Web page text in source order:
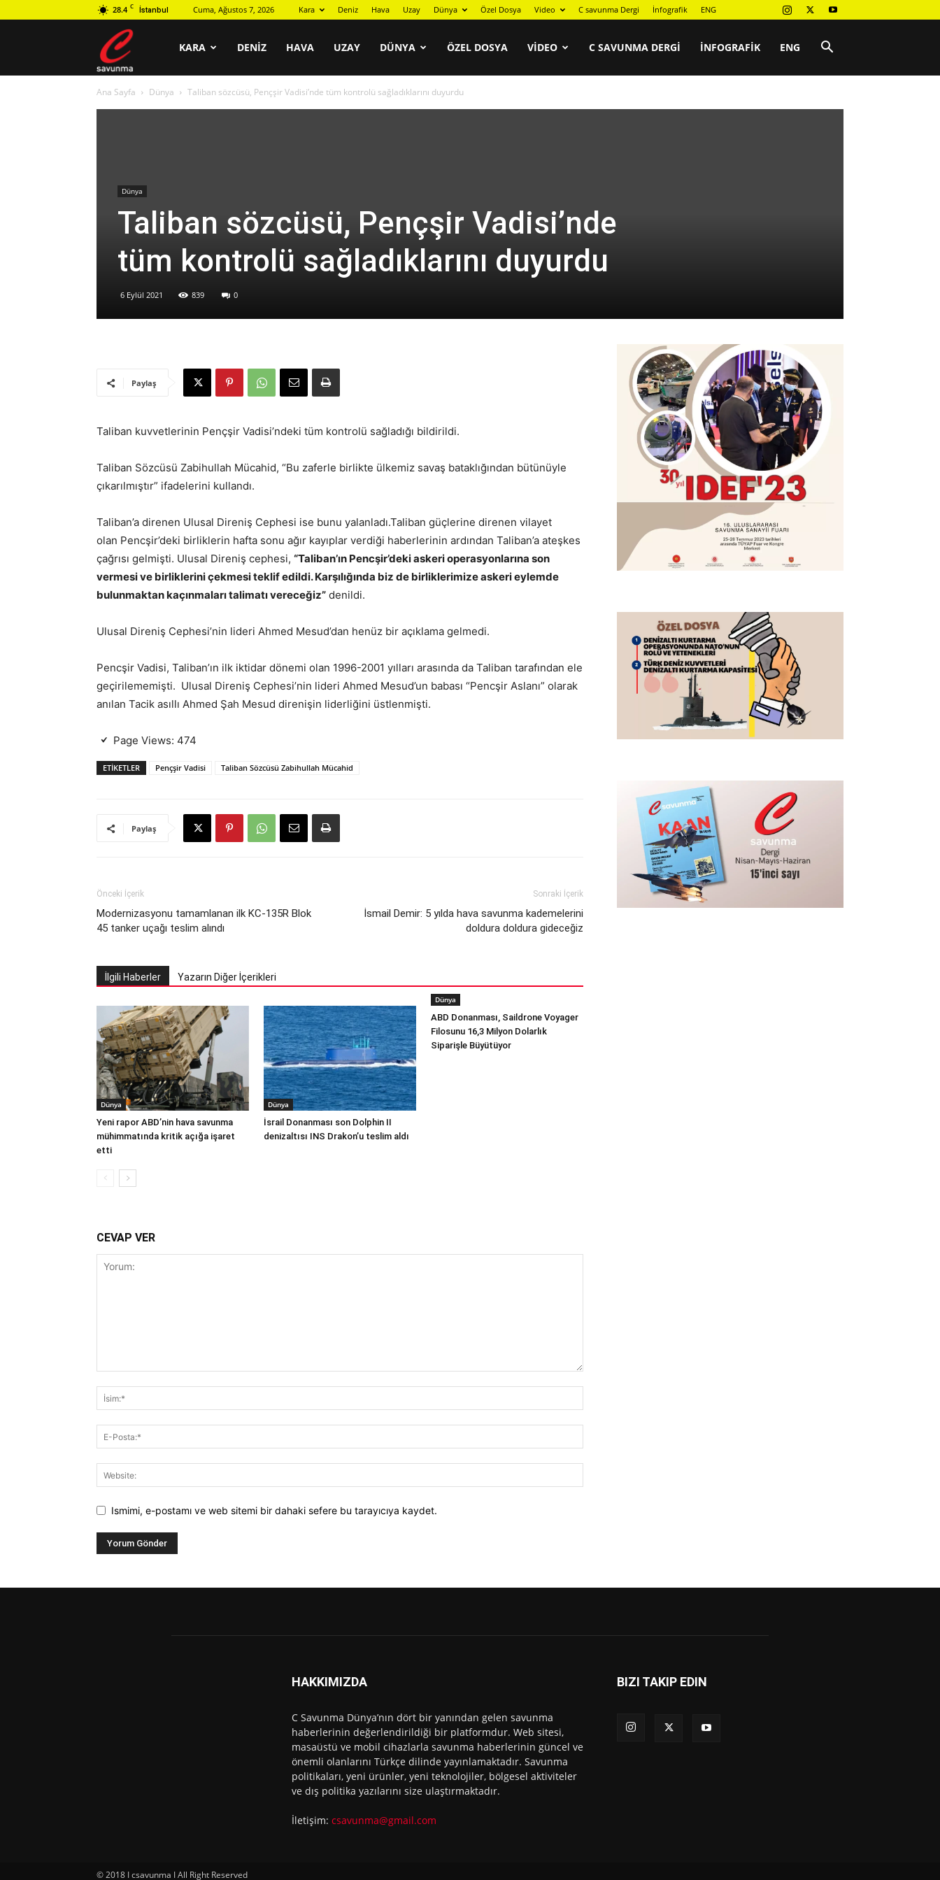
28.4 C İstanbul Cuma, Ağustos 7, 2026 Kara Deniz Hava Uzay Dünya Özel Dosya Video C savunma Dergi İnfografik ENG
KARA DENIZ HAVA UZAY DÜNYA ÖZEL DOSYA VIDEO C SAVUNMA DERGI İNFOGRAFIK ENG
Ana Sayfa Dünya Taliban sözcüsü, Pençşir Vadisi’nde tüm kontrolü sağladıklarını duyurdu
Dünya
Taliban sözcüsü, Pençşir Vadisi’nde
tüm kontrolü sağladıklarını duyurdu
6 Eylül 2021 839 0
Paylaş
Taliban kuvvetlerinin Pençşir Vadisi’ndeki tüm kontrolü sağladığı bildirildi.
Taliban Sözcüsü Zabihullah Mücahid, “Bu zaferle birlikte ülkemiz savaş bataklığından bütünüyle
çıkarılmıştır” ifadelerini kullandı.
Taliban’a direnen Ulusal Direniş Cephesi ise bunu yalanladı.Taliban güçlerine direnen vilayet
olan Pencşir’deki birliklerin hafta sonu ağır kayıplar verdiği haberlerinin ardından Taliban’a ateşkes
çağrısı gelmişti. Ulusal Direniş cephesi, “Taliban’ın Pencşir’deki askeri operasyonlarına son
vermesi ve birliklerini çekmesi teklif edildi. Karşılığında biz de birliklerimize askeri eylemde
bulunmaktan kaçınmaları talimatı vereceğiz” denildi.
Ulusal Direniş Cephesi’nin lideri Ahmed Mesud’dan henüz bir açıklama gelmedi.
Pencşir Vadisi, Taliban’ın ilk iktidar dönemi olan 1996-2001 yılları arasında da Taliban tarafından ele
geçirilememişti. Ulusal Direniş Cephesi’nin lideri Ahmed Mesud’un babası “Pencşir Aslanı” olarak
anılan Tacik asıllı Ahmed Şah Mesud direnişin liderliğini üstlenmişti.
Page Views: 474
ETIKETLER Pençşir Vadisi Taliban Sözcüsü Zabihullah Mücahid
Paylaş
Önceki İçerik
Modernizasyonu tamamlanan ilk KC-135R Blok
45 tanker uçağı teslim alındı
Sonraki İçerik
İsmail Demir: 5 yılda hava savunma kademelerini
doldura doldura gideceğiz
İlgili Haberler Yazarın Diğer İçerikleri
Dünya
Yeni rapor ABD’nin hava savunma
mühimmatında kritik açığa işaret
etti
Dünya
İsrail Donanması son Dolphin II
denizaltısı INS Drakon’u teslim aldı
Dünya
ABD Donanması, Saildrone Voyager
Filosunu 16,3 Milyon Dolarlık
Siparişle Büyütüyor
CEVAP VER
Ismimi, e-postamı ve web sitemi bir dahaki sefere bu tarayıcıya kaydet.
HAKKIMIZDA
C Savunma Dünya’nın dört bir yanından gelen savunma
haberlerinin değerlendirildiği bir platformdur. Web sitesi,
masaüstü ve mobil cihazlarla savunma haberlerinin güncel ve
önemli olanlarını Türkçe dilinde yayınlamaktadır. Savunma
politikaları, yeni ürünler, yeni teknolojiler, bölgesel aktiviteler
ve dış politika yazılarını size ulaştırmaktadır.
İletişim: csavunma@gmail.com
BIZI TAKIP EDIN
© 2018 I csavunma I All Right Reserved